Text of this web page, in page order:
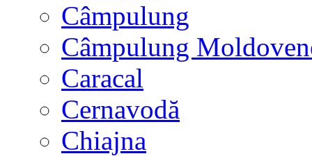
Câmpulung
Câmpulung
Caracal
Cernavodă
Chiajna